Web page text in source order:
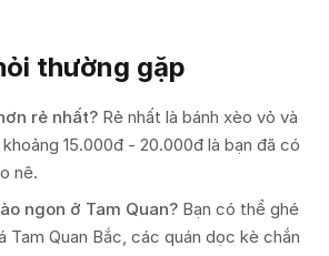
thường gặp
rẻ nhất? Rẻ nhất là bánh xèo vỏ và
15.000đ - 20.000đ là bạn đã có
nê.
ngon ở Tam Quan? Bạn có thể ghé
Tam Quan Bắc, các quán dọc kè chắn